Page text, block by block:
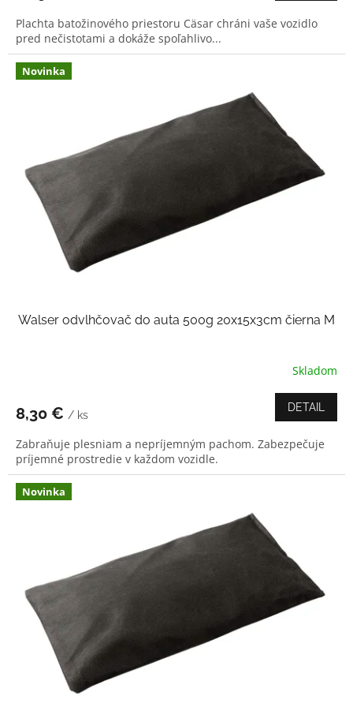
z
5
hviezdičiek.
Plachta batožinového priestoru Cäsar chráni vaše vozidlo
pred nečistotami a dokáže spoľahlivo...
Novinka
Walser odvlhčovač do auta 500g 20x15x3cm čierna M
Skladom
8,30 € / ks
DETAIL
Zabraňuje plesniam a nepríjemným pachom. Zabezpečuje
príjemné prostredie v každom vozidle.
Novinka